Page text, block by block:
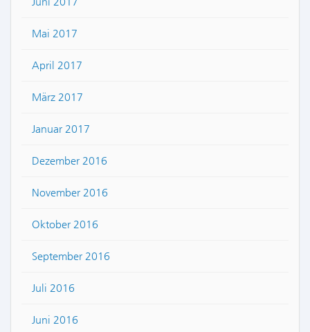
Mai 2017
April 2017
März 2017
Januar 2017
Dezember 2016
November 2016
Oktober 2016
September 2016
Juli 2016
Juni 2016